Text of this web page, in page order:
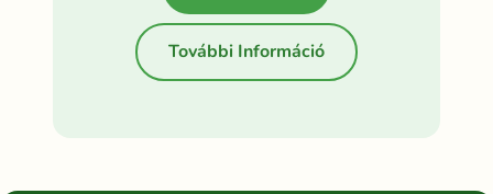
További Információ